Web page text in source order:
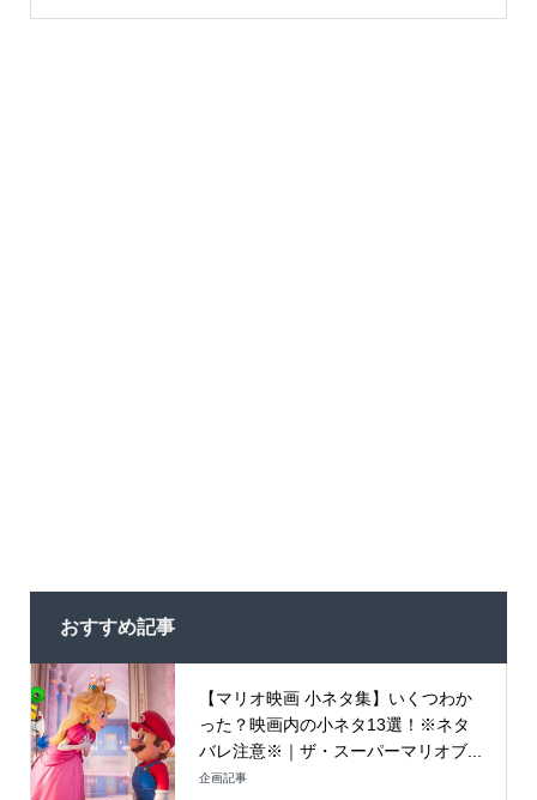
おすすめ記事
【マリオ映画 小ネタ集】いくつわか
った？映画内の小ネタ13選！※ネタ
バレ注意※｜ザ・スーパーマリオブ...
企画記事